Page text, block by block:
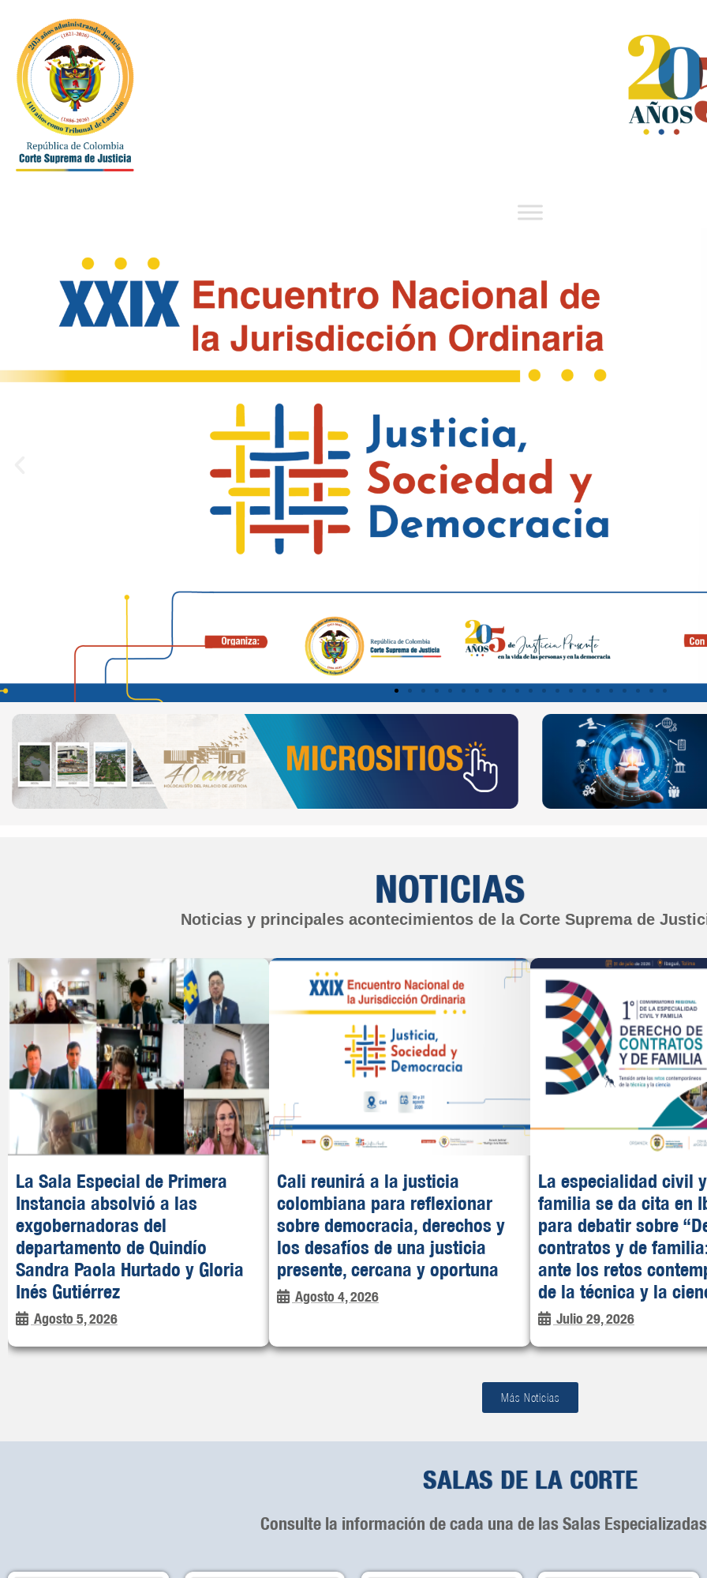
NOTICIAS
Noticias y principales acontecimientos de la Corte Suprema de
La Sala Especial de Primera
Instancia absolvió a las
exgobernadoras del
departamento de Quindío
Sandra Paola Hurtado y Gloria
Inés Gutiérrez
Agosto 5, 2026
Cali reunirá a la justicia
colombiana para reflexionar
sobre democracia, derechos y
los desafíos de una justicia
presente, cercana y oportuna
Agosto 4, 2026
La especialidad civil
familia se da cita en
para debatir sobre
contratos y de
ante los retos
de la técnica y la
Julio 29, 2026
Más Noticias
SALAS DE LA CORTE
Consulte la información de cada una de las Salas